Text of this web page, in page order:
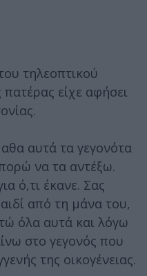
τηλεοπτικού
είχε αφήσει
αυτά τα γεγονότα
να τα αντέξω.
ό,τι έκανε. Σας
από τη μάνα του,
όλα αυτά και λόγω
στο γεγονός που
της οικογένειας.